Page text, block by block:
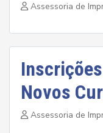
Assessoria de
Novos
Assessoria de